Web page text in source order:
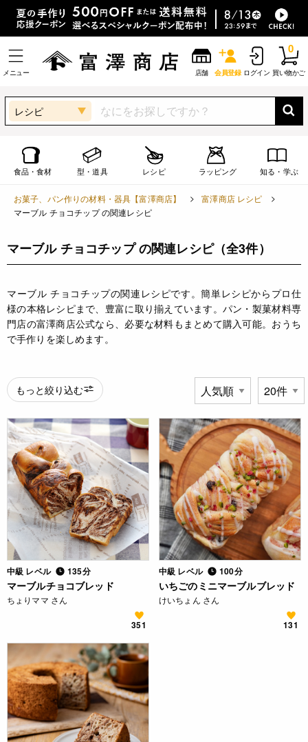
メニュー 店舗 会員登録 ログイン 買い物かご
0
レシピ
食品・食材 型・道具 レシピ ラッピング 知る・学ぶ
お菓子、パン作りの材料・器具【富澤商店】
富澤商店 レシピ
マーブル チョコチップ の関連レシピ
マーブル チョコチップ の関連レシピ（全3件）
マーブル チョコチップの関連レシピです。簡単レシピからプロ仕
様の本格レシピまで、豊富に取り揃えています。パン・製菓材料専
門店の富澤商店公式なら、必要な材料もまとめて購入可能。おうち
で手作りを楽しめます。
もっと絞り込む
中級 レベル 135分
マーブルチョコブレッド
ちょりママ さん
351
中級 レベル 100分
いちごのミニマーブルブレッド
けいちょん さん
131